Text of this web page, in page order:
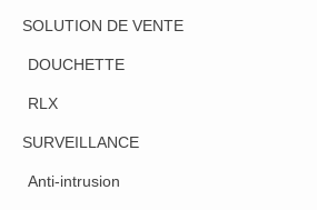
SOLUTION DE VENTE
DOUCHETTE
RLX
SURVEILLANCE
Anti-intrusion